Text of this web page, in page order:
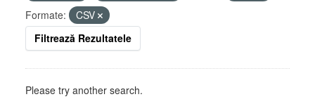
Formate:
CSV
Filtrează Rezultatele
Please try another search.